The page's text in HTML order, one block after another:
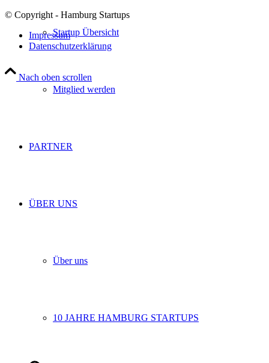
Startup Übersicht
Mitglied werden
PARTNER
ÜBER UNS
Über uns
10 JAHRE HAMBURG STARTUPS
© Copyright - Hamburg Startups
Impressum
Datenschutzerklärung
Nach oben scrollen